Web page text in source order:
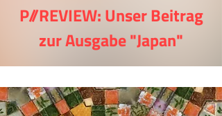
P//REVIEW: Unser Beitrag
zur Ausgabe "Japan"